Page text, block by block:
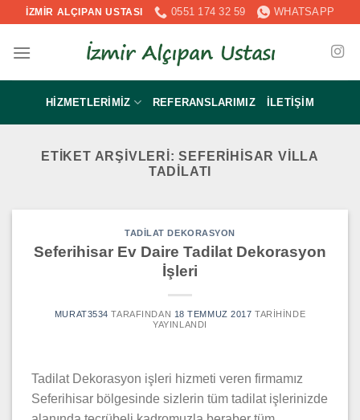
İçeriğeİZMİR ALÇIPAN USTASI 0551 174 32 59 WHATSAPP
HIZMETLERIMIZ REFERANSLARIMIZ İLETIŞIM
ETIKET ARŞIVLERI:SEFERIHISAR VILLA
TADILATI
TADILAT DEKORASYON
Seferihisar Ev Daire Tadilat Dekorasyon
İşleri
MURAT3534 TARAFINDAN 18 TEMMUZ 2017 TARIHINDE
YAYINLANDI
Tadilat Dekorasyon işleri hizmeti veren firmamız
Seferihisar bölgesinde sizlerin tüm tadilat işlerinizde